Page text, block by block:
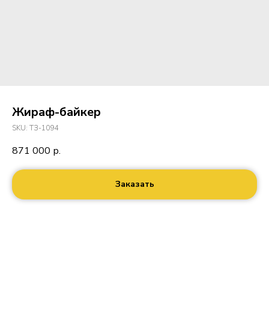
Жираф-байкер
SKU: ТЗ-1094
871 000 р.
Заказать